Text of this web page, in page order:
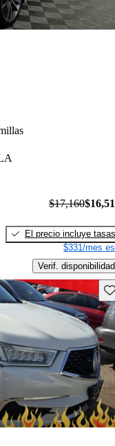
$17,160
El precio incluye tasas
$331/mes
Verif. disponibilidad